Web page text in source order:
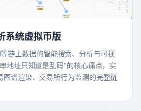
系统虚拟币版
链上数据的智能搜索、分析与可视
地址只知道是乱码"的核心痛点，实
图谱渲染、交易所行为监测的完整链